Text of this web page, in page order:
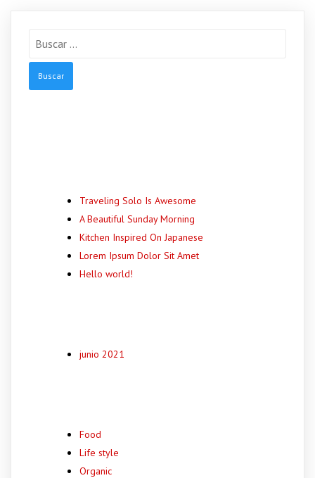
Buscar:
Traveling Solo Is Awesome
A Beautiful Sunday Morning
Kitchen Inspired On Japanese
Lorem Ipsum Dolor Sit Amet
Hello world!
junio 2021
Food
Life style
Organic